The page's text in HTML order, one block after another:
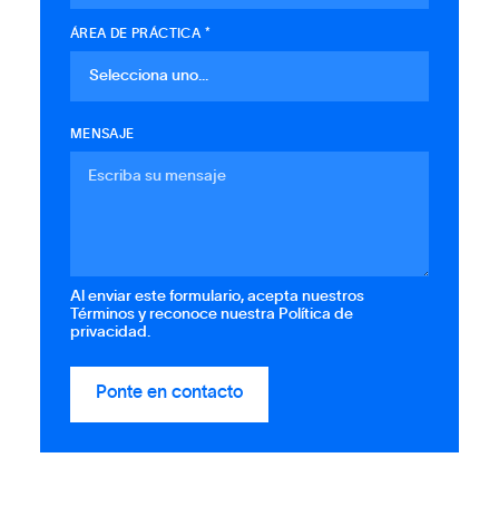
ÁREA DE PRÁCTICA *
MENSAJE
Al enviar este formulario, acepta nuestros
Términos y reconoce nuestra Política de
privacidad.